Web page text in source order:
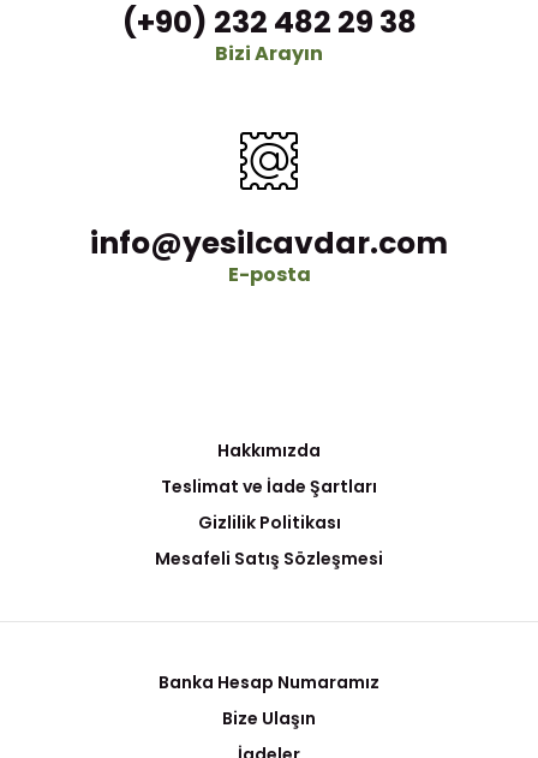
(+90) 232 482 29 38
Bizi Arayın
info@yesilcavdar.com
E-posta
Hakkımızda
Teslimat ve İade Şartları
Gizlilik Politikası
Mesafeli Satış Sözleşmesi
Banka Hesap Numaramız
Bize Ulaşın